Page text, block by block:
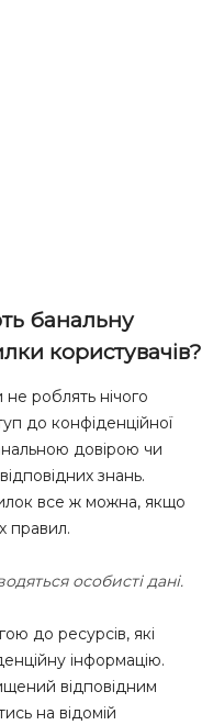
банальну
користувачів?
роблять нічого
до конфіденційної
довірою чи
знань.
все ж можна, якщо
правил.
особисті дані.
до ресурсів, які
інформацію.
відповідним
на відомій